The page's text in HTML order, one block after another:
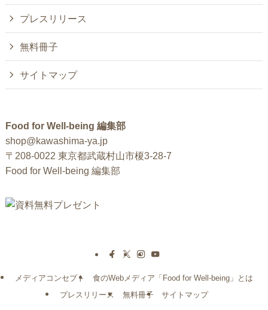
プレスリリース
無料冊子
サイトマップ
Food for Well-being 編集部
shop@kawashima-ya.jp
〒208-0022 東京都武蔵村山市榎3-28-7
Food for Well-being 編集部
メディアコンセプト
食のWebメディア「Food for Well-being」とは
プレスリリース
無料冊子 サイトマップ